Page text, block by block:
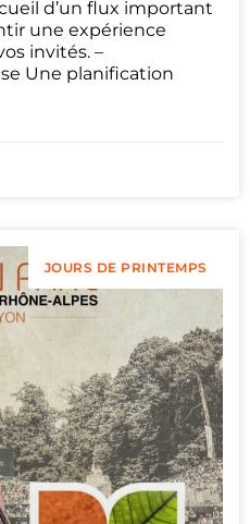
d’un flux important
une expérience
invités. –
Une planification
JOURS DE PRINTEMPS